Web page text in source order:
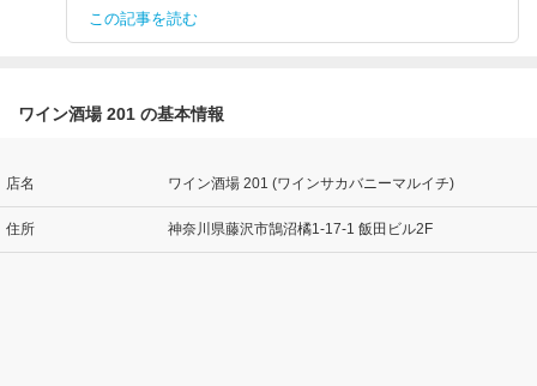
この記事を読む
ワイン酒場 201 の基本情報
店名 ワイン酒場 201 (ワインサカバニーマルイチ)
住所 神奈川県藤沢市鵠沼橘1-17-1 飯田ビル2F